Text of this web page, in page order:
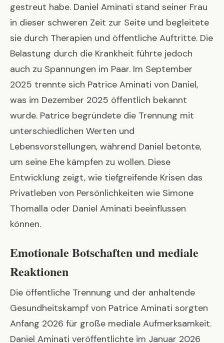
gestreut habe. Daniel Aminati stand seiner Frau
in dieser schweren Zeit zur Seite und begleitete
sie durch Therapien und öffentliche Auftritte. Die
Belastung durch die Krankheit führte jedoch
auch zu Spannungen im Paar. Im September
2025 trennte sich Patrice Aminati von Daniel,
was im Dezember 2025 öffentlich bekannt
wurde. Patrice begründete die Trennung mit
unterschiedlichen Werten und
Lebensvorstellungen, während Daniel betonte,
um seine Ehe kämpfen zu wollen. Diese
Entwicklung zeigt, wie tiefgreifende Krisen das
Privatleben von Persönlichkeiten wie Simone
Thomalla oder Daniel Aminati beeinflussen
können.
Emotionale Botschaften und mediale
Reaktionen
Die öffentliche Trennung und der anhaltende
Gesundheitskampf von Patrice Aminati sorgten
Anfang 2026 für große mediale Aufmerksamkeit.
Daniel Aminati veröffentlichte im Januar 2026